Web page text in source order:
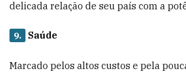
delicada relação de seu país com a
9. Saúde
Marcado pelos altos custos e pela